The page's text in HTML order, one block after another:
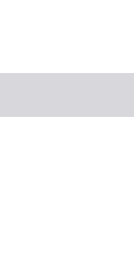
Tickets